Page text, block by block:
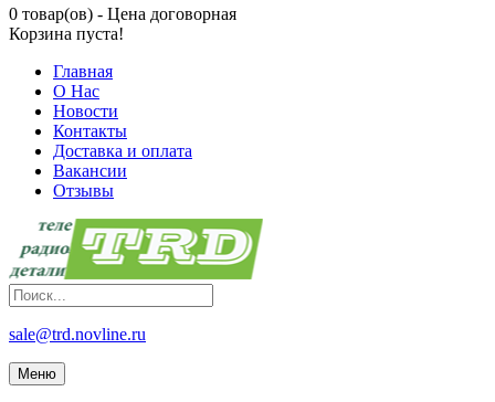
0 товар(ов) - Цена договорная
Корзина пуста!
Главная
О Нас
Новости
Контакты
Доставка и оплата
Вакансии
Отзывы
sale@trd.novline.ru
Меню